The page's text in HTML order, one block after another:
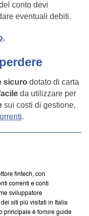
conto devi
eventuali debiti.
.
sicuro dotato di carta
da utilizzare per
sui costi di gestione,
.
fintech, con
correnti e conti
sviluppatore
siti più visitati in Italia
principale è fornire guide